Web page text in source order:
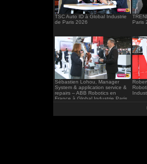
TSC Auto ID à Global Industrie
de Paris 2026
Paris
Sébastien Lohou, Manager
System & application service &
repairs – ABB Robotics en
France à Global Industrie Paris